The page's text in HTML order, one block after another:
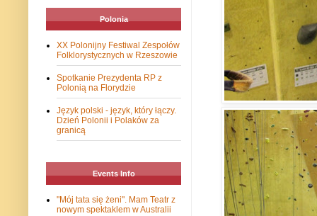
Polonia
XX Polonijny Festiwal Zespołów
Folklorystycznych w Rzeszowie
Spotkanie Prezydenta RP z
Polonią na Florydzie
Język polski - język, który łączy.
Dzień Polonii i Polaków za
granicą
Events Info
"Mój tata się żeni". Mam Teatr z
nowym spektaklem w Australii